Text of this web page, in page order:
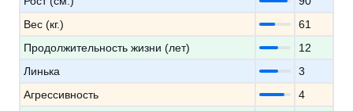
Вес (кг.)
61
Продолжительность жизни (лет)
12
Линька
3
Агрессивность
4